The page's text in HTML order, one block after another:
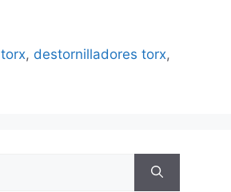
, destornilladores torx,